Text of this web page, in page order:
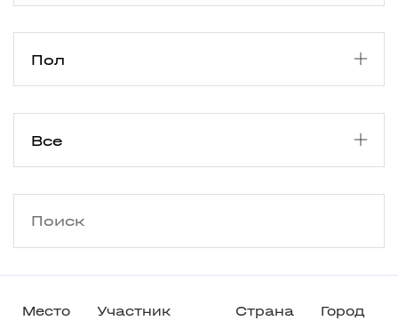
Место Участник Страна Город